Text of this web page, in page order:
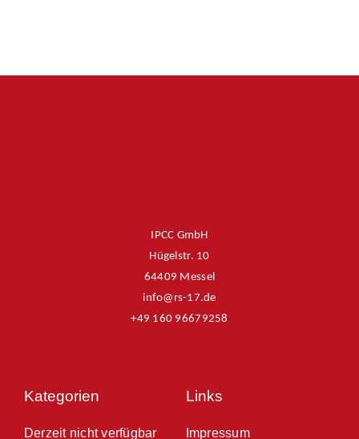
IPCC GmbH
Hügelstr. 10
64409 Messel
info@rs-17.de
+49 160 96679258
Kategorien
Derzeit nicht verfügbar
Links
Impressum